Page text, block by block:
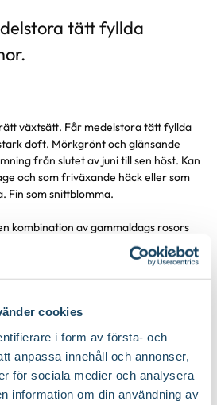
cookies
i form av första- och
anpassa innehåll och annonser,
för sociala medier och analysera
information om din användning av
tätt fyllda
växtsätt. Får medelstora tätt fyllda
doft. Mörkgrönt och glänsande
från slutet av juni till sen höst. Kan
och som friväxande häck eller som
Fin som snittblomma.
kombination av gammaldags rosors
moderna rosors remontering av